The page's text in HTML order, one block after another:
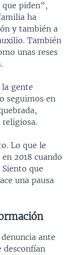
piden”,
ha
y también a
También
unas reses
la gente
seguimos en
Lo que le
2018 cuando
que
una pausa
ante
desconfían